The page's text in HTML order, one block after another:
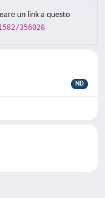
un link a questo
356028
ND